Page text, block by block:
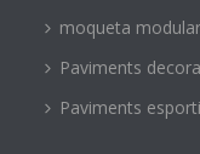
moqueta
Paviments
Paviments